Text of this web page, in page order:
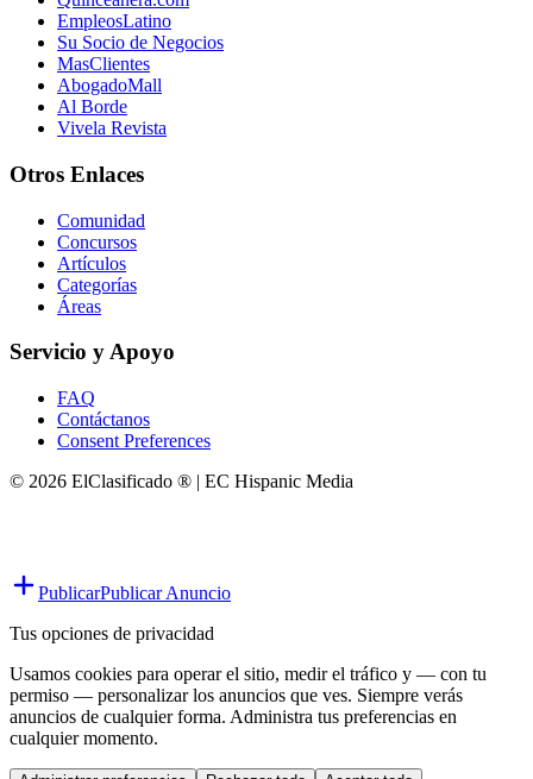
EmpleosLatino
Su Socio de Negocios
MasClientes
AbogadoMall
Al Borde
Vivela Revista
Otros Enlaces
Comunidad
Concursos
Artículos
Categorías
Áreas
Servicio y Apoyo
FAQ
Contáctanos
Consent Preferences
© 2026 ElClasificado ® | EC Hispanic Media
PublicarPublicar Anuncio
Tus opciones de privacidad
Usamos cookies para operar el sitio, medir el tráfico y — con tu
permiso — personalizar los anuncios que ves. Siempre verás
anuncios de cualquier forma. Administra tus preferencias en
cualquier momento.